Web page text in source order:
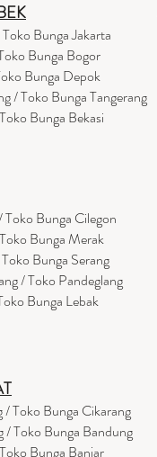
Bunga Jakarta
Bunga Bogor
Bunga Depok
/ Toko Bunga Tangerang
Bunga Bekasi
Bunga Cilegon
Bunga Merak
Bunga Serang
/ Toko Pandeglang
Bunga Lebak
/ Toko Bunga Cikarang
/ Toko Bunga Bandung
Bunga Banjar